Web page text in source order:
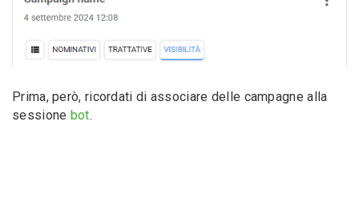
Prima, però, ricordati di associare delle campagne alla
sessione bot.